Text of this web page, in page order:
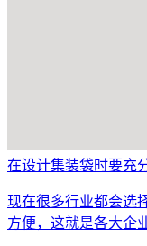
在设计集装袋时要充
现在很多行业都会选
方便，这就是各大企